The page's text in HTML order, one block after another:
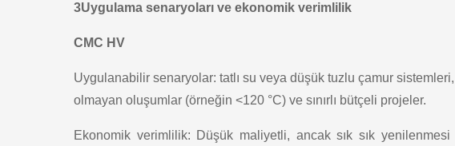
3Uygulama senaryoları ve ekonomik verimlilik
CMC HV
Uygulanabilir senaryolar: tatlı su veya düşük tuzlu çamur
olmayan oluşumlar (örneğin <120 °C) ve sınırlı bütçeli projeler.
Ekonomik verimlilik: Düşük maliyetli, ancak sık sık